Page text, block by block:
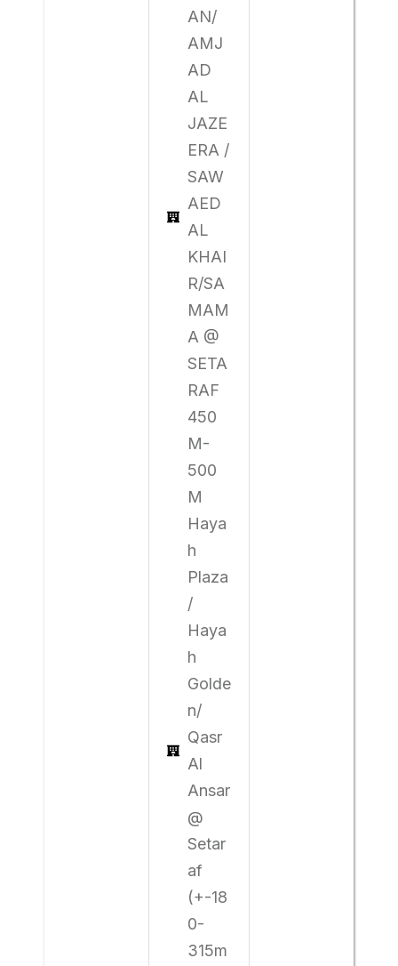
AN/
AMJ
AD
AL
JAZE
ERA /
SAW
AED
AL
KHAI
R/SA
MAM
A @
SETA
RAF
450
M-
500
M
Haya
h
Plaza
/
Haya
h
Golde
n/
Qasr
Al
Ansar
@
Setar
af
(+-18
0-
315m